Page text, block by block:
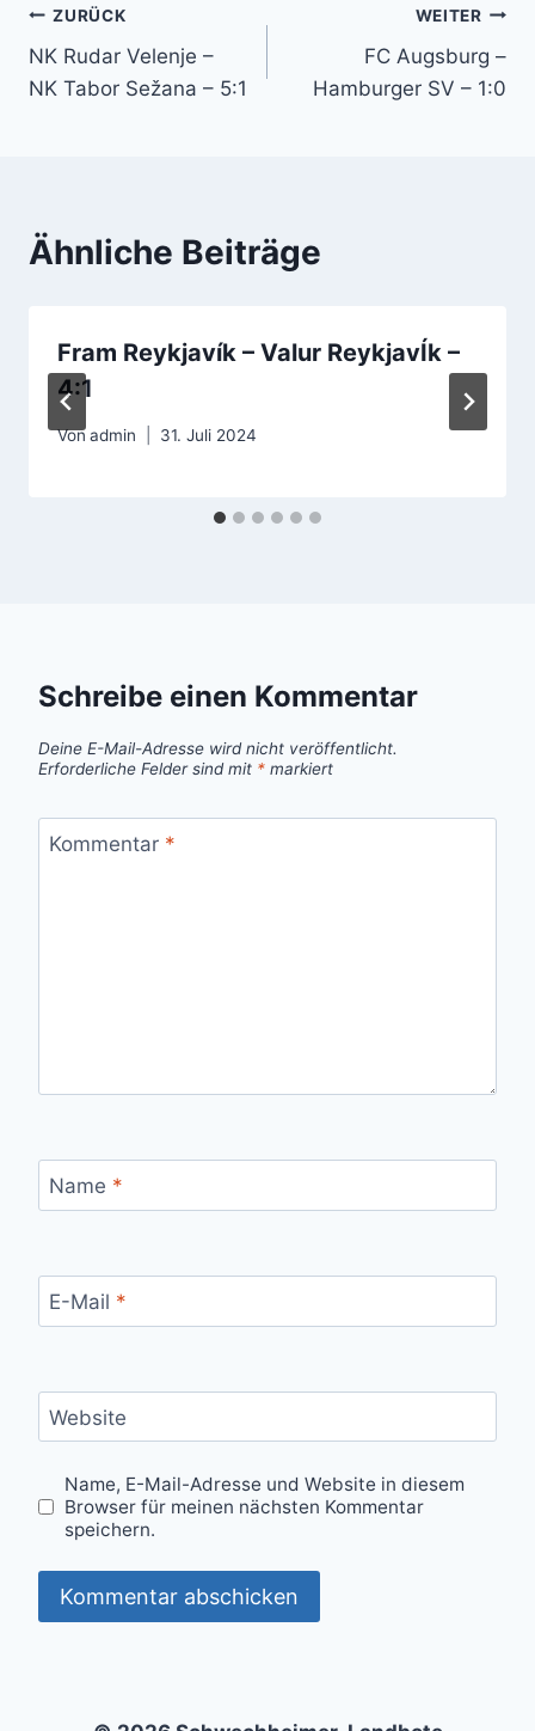
Beitragsnavigation
ZURÜCK
NK Rudar Velenje –
NK Tabor Sežana – 5:1
WEITER
FC Augsburg –
Hamburger SV – 1:0
Ähnliche Beiträge
Fram Reykjavík – Valur ReykjavÍk –
4:1
Vonadmin 31. Juli 2024
Schreibe einen Kommentar
Deine E-Mail-Adresse wird nicht veröffentlicht.
Erforderliche Felder sind mit * markiert
Kommentar *
Name *
E-Mail *
Website
Name, E-Mail-Adresse und Website in diesem
Browser für meinen nächsten Kommentar
speichern.